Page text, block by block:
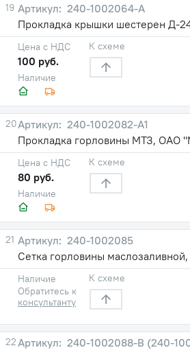
19
240-1002064-А
Прокладка крышки шестерен Д-
Наличие
Цена с НДС
100 руб.
К схеме
20
240-1002082-А1
Прокладка горловины МТЗ, ОАО
Наличие
Цена с НДС
80 руб.
К схеме
21
240-1002085
Сетка горловины
Наличие
Обратитесь к
консультанту
К схеме
22
240-1002088-В (240-